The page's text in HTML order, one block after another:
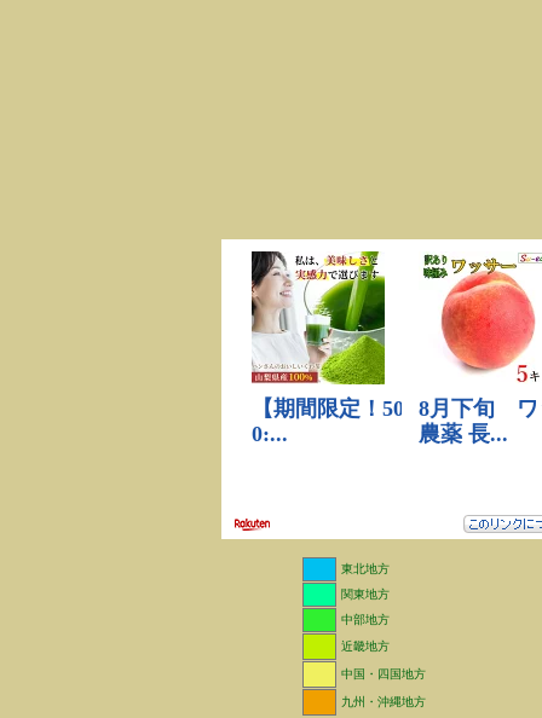
東北地方
関東地方
中部地方
近畿地方
中国・四国地方
九州・沖縄地方